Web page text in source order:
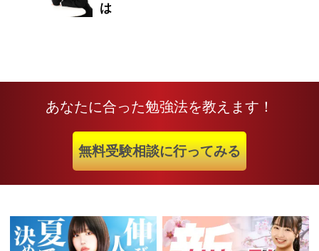
は
あなたに合った勉強法を教えます！
無料受験相談に行ってみる